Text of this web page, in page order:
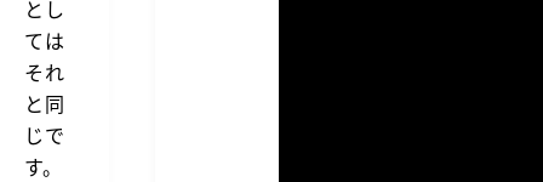
とし
ては
それ
と同
じで
す。